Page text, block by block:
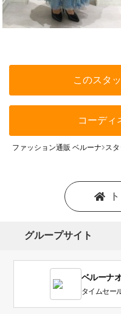
このスタ
コーディ
ファッション通販 ベルーナ ス
グループサイト
ベルーナ
タイムセー